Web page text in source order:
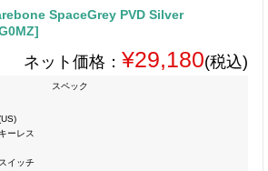
SpaceGrey PVD Silver
ネット価格： ¥29,180(税込)
スペック
ーレス
イッチ